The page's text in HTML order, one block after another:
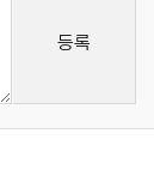
등록